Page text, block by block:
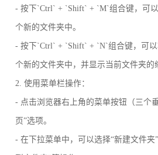
- 按下`Ctrl` + `Shift` + `M`组合键，可
个新的文件夹中。
- 按下`Ctrl` + `Shift` + `N`组合键，可
个新的文件夹中，并显示当前文件夹的
2. 使用菜单栏操作：
- 点击浏览器右上角的菜单按钮（三个
页”选项。
- 在下拉菜单中，可以选择“新建文件夹